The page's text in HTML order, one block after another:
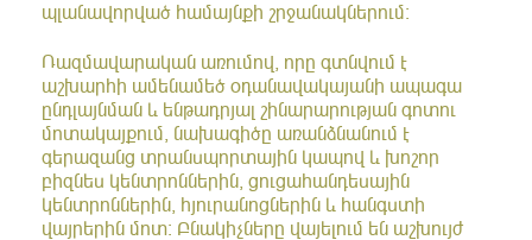
պլանավորված համայնքի շրջանակներում:
Ռազմավարական առումով, որը գտնվում է
աշխարհի ամենամեծ օդանավակայանի ապագա
ընդլայնման և ենթադրյալ շինարարության գոտու
մոտակայքում, նախագիծը առանձնանում է
գերազանց տրանսպորտային կապով և խոշոր
բիզնես կենտրոններին, ցուցահանդեսային
կենտրոններին, հյուրանոցներին և հանգստի
վայրերին մոտ: Բնակիչները վայելում են աշխույժ